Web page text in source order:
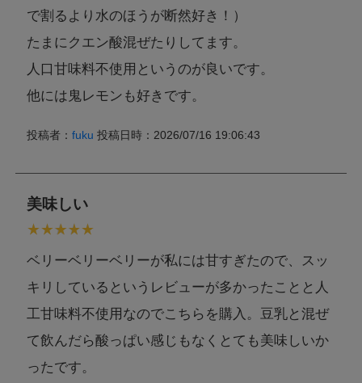
で割るより水のほうが断然好き！）
たまにクエン酸混ぜたりしてます。
人口甘味料不使用というのが良いです。
他には鬼レモンも好きです。
投稿者：fuku 投稿日時：2026/07/16 19:06:43
美味しい
ベリーベリーベリーが私には甘すぎたので、スッ
キリしているというレビューが多かったことと人
工甘味料不使用なのでこちらを購入。豆乳と混ぜ
て飲んだら酸っぱい感じもなくとても美味しいか
ったです。